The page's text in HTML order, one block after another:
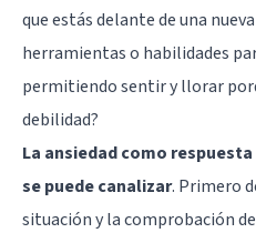
que estás delante de una
herramientas o habilidades
permitiendo sentir y llorar
debilidad?
La ansiedad como
se puede canalizar. Primero
situación y la comprobación